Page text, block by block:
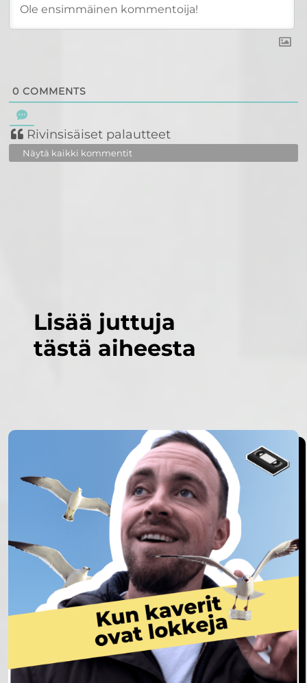
0 COMMENTS
Rivinsisäiset palautteet
Näytä kaikki kommentit
Lisää juttuja
tästä aiheesta